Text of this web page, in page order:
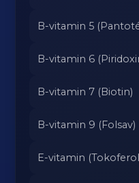
B-vitamin 5
B-vitamin 6
B-vitamin 7 (Biotin)
B-vitamin 9 (Folsav)
E-vitamin